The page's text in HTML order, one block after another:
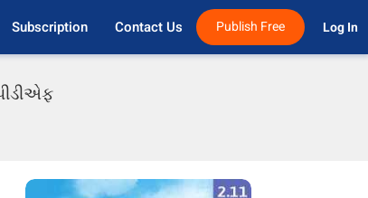
Subscription Contact Us Publish Free Log In